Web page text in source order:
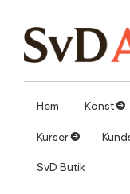
Hem Konst1
Kurser1
SvD Butik